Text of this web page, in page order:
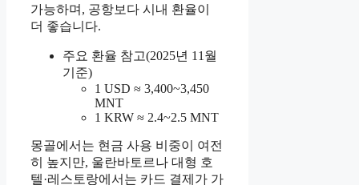
가능하며, 공항보다 시내 환율이
더 좋습니다.
주요 환율 참고(2025년 11월
기준)
1 USD ≈ 3,400~3,450
MNT
1 KRW ≈ 2.4~2.5 MNT
몽골에서는 현금 사용 비중이 여전
히 높지만, 울란바토르나 대형 호
텔·레스토랑에서는 카드 결제가 가